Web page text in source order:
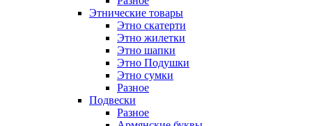
Этнические товары
Этно скатерти
Этно жилетки
Этно шапки
Этно Подушки
Этно сумки
Разное
Подвески
Разное